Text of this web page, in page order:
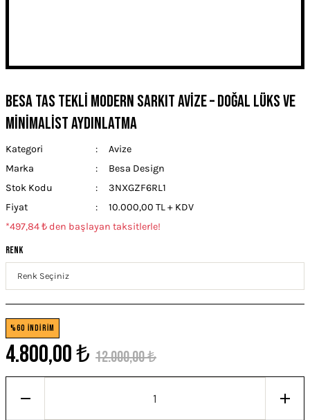
Besa Tas Tekli Modern Sarkıt Avize – Doğal Lüks ve
Minimalist Aydınlatma
Kategori
Avize
Marka
Besa Design
Stok Kodu
3NXGZF6RL1
Fiyat
10.000,00 TL + KDV
*497,84 ₺ den başlayan taksitlerle!
Renk
%60 İNDİRİM
4.800,00 ₺ 12.000,00 ₺